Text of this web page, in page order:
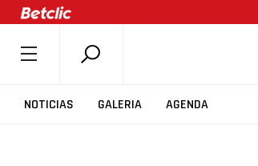
NOTICIAS GALERIA AGENDA
SOBRE A FPB